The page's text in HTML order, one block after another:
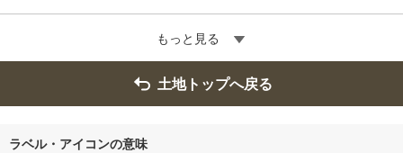
もっと見る
土地トップへ戻る
ラベル・アイコンの意味